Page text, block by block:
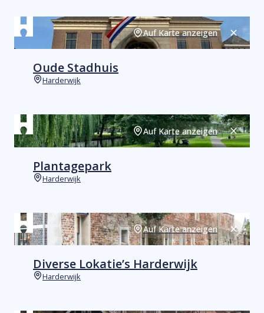
Auf Karte anzeigen
Oude Stadhuis
Harderwijk
Auf Karte anzeigen
Plantagepark
Harderwijk
Auf Karte anzeigen
Diverse Lokatie’s Harderwijk
Harderwijk